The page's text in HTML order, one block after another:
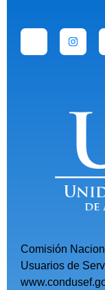
Comisión
Usuarios de